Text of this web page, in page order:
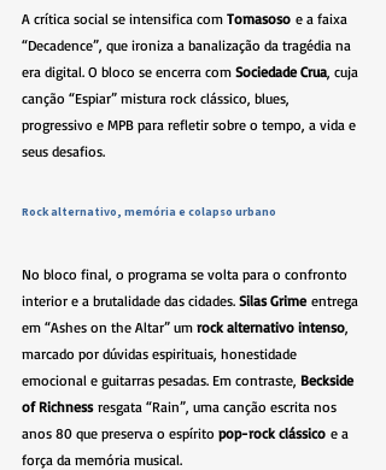
A crítica social se intensifica com Tomasoso e a faixa
“Decadence”, que ironiza a banalização da tragédia na
era digital. O bloco se encerra com Sociedade Crua, cuja
canção “Espiar” mistura rock clássico, blues,
progressivo e MPB para refletir sobre o tempo, a vida e
seus desafios.
Rock alternativo, memória e colapso urbano
No bloco final, o programa se volta para o confronto
interior e a brutalidade das cidades. Silas Grime entrega
em “Ashes on the Altar” um rock alternativo intenso,
marcado por dúvidas espirituais, honestidade
emocional e guitarras pesadas. Em contraste, Beckside
of Richness resgata “Rain”, uma canção escrita nos
anos 80 que preserva o espírito pop-rock clássico e a
força da memória musical.